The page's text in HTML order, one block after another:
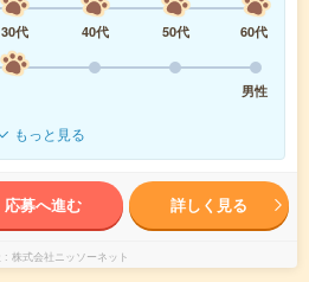
30代 40代 50代
60代
男性
もっと見る
応募へ進む 詳しく見る
株式会社ニッソーネット